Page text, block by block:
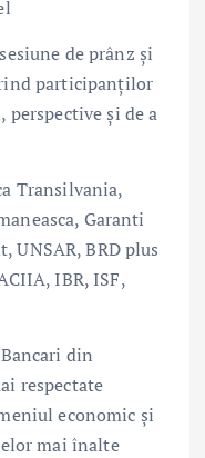
de prânz și
participanților
și de a
Transilvania,
Garanti
UNSAR, BRD plus
IBR, ISF,
din
respectate
economic și
mai înalte